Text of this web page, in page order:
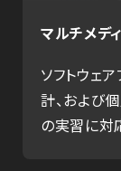
マルチメデ
ソフトウェ
計、および
の実習に対